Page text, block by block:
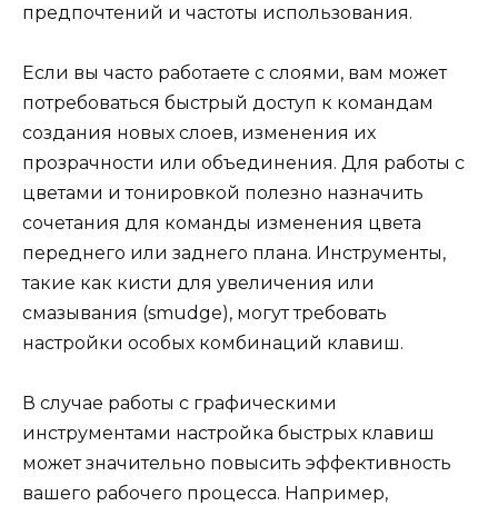
предпочтений и частоты использования.
Если вы часто работаете с слоями, вам может
потребоваться быстрый доступ к командам
создания новых слоев, изменения их
прозрачности или объединения. Для работы с
цветами и тонировкой полезно назначить
сочетания для команды изменения цвета
переднего или заднего плана. Инструменты,
такие как кисти для увеличения или
смазывания (smudge), могут требовать
настройки особых комбинаций клавиш.
В случае работы с графическими
инструментами настройка быстрых клавиш
может значительно повысить эффективность
вашего рабочего процесса. Например,